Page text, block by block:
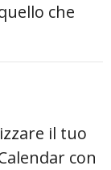
che
il tuo
con